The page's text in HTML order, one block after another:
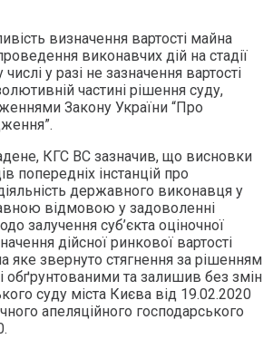
визначення вартості майна
виконавчих дій на стадії
у разі не зазначення вартості
частині рішення суду,
Закону України “Про
КГС ВС зазначив, що висновки
попередніх інстанцій про
державного виконавця у
відмовою у задоволенні
залучення суб’єкта оціночної
дійсної ринкової вартості
яке звернуто стягнення за рішенням
обґрунтованими та залишив без змін
суду міста Києва від 19.02.2020
апеляційного господарського